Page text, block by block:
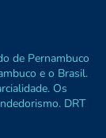
de Pernambuco
e o Brasil.
Os
DRT